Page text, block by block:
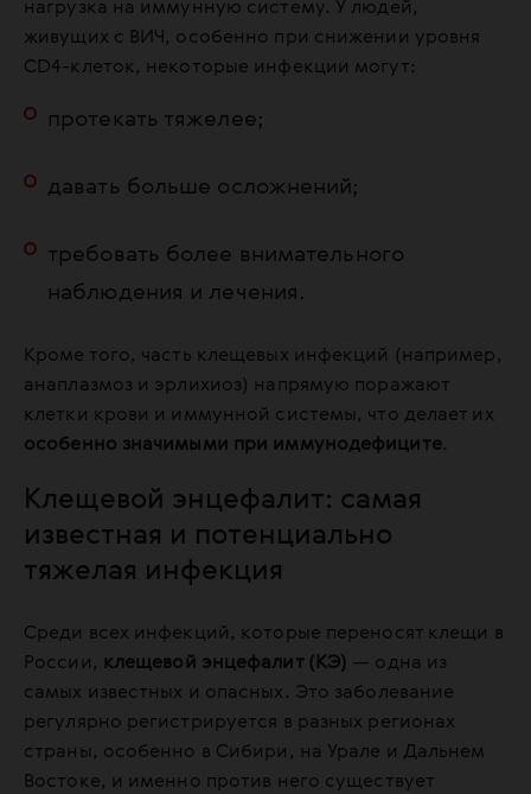
нагрузка на иммунную систему. У людей,
живущих с ВИЧ, особенно при снижении уровня
CD4-клеток, некоторые инфекции могут:
протекать тяжелее;
давать больше осложнений;
требовать более внимательного
наблюдения и лечения.
Кроме того, часть клещевых инфекций (например,
анаплазмоз и эрлихиоз) напрямую поражают
клетки крови и иммунной системы, что делает их
особенно значимыми при иммунодефиците.
Клещевой энцефалит: самая
известная и потенциально
тяжелая инфекция
Среди всех инфекций, которые переносят клещи в
России, клещевой энцефалит (КЭ) — одна из
самых известных и опасных. Это заболевание
регулярно регистрируется в разных регионах
страны, особенно в Сибири, на Урале и Дальнем
Востоке, и именно против него существует